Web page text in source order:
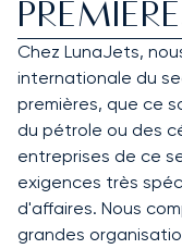
Chez LunaJets,
internationale du
premières, que ce
du pétrole ou des
entreprises de ce
exigences très
d'affaires. Nous
grandes